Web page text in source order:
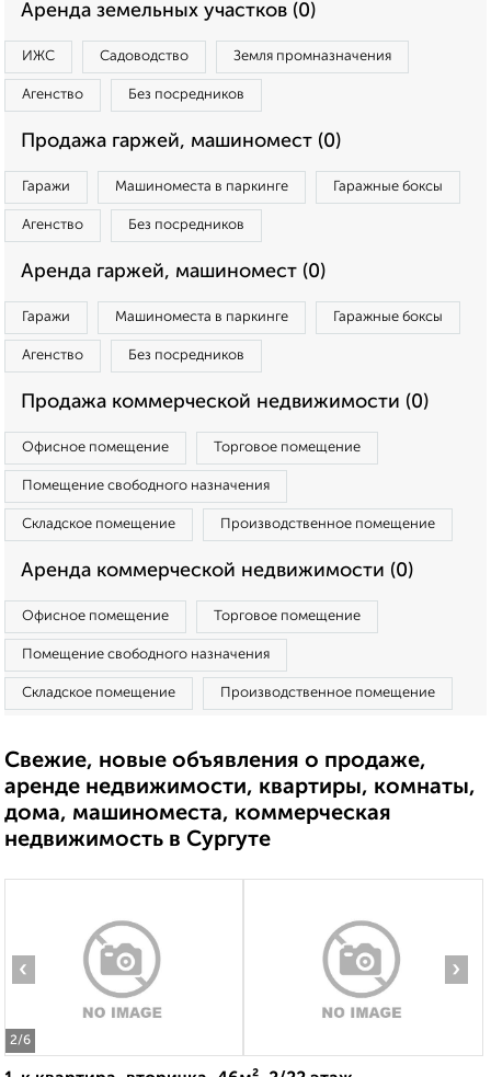
Аренда земельных участков (0)
ИЖС Садоводство Земля промназначения
Агенство Без посредников
Продажа гаржей, машиномест (0)
Гаражи Машиноместа в паркинге Гаражные боксы
Агенство Без посредников
Аренда гаржей, машиномест (0)
Гаражи Машиноместа в паркинге Гаражные боксы
Агенство Без посредников
Продажа коммерческой недвижимости (0)
Офисное помещение Торговое помещение
Помещение свободного назначения
Складское помещение Производственное помещение
Аренда коммерческой недвижимости (0)
Офисное помещение Торговое помещение
Помещение свободного назначения
Складское помещение Производственное помещение
Свежие, новые объявления о продаже,
аренде недвижимости, квартиры, комнаты,
дома, машиноместа, коммерческая
недвижимость в Сургуте
2/6
‹ ›